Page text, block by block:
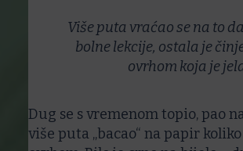
Više puta vraćao se na to
bolne lekcije, ostala je
ovrhom koja je
Dug se s vremenom topio, pao
više puta „bacao“ na papir